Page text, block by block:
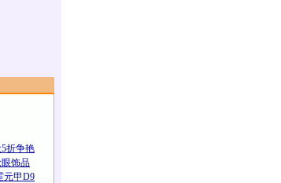
折争艳
饰品
元甲D9